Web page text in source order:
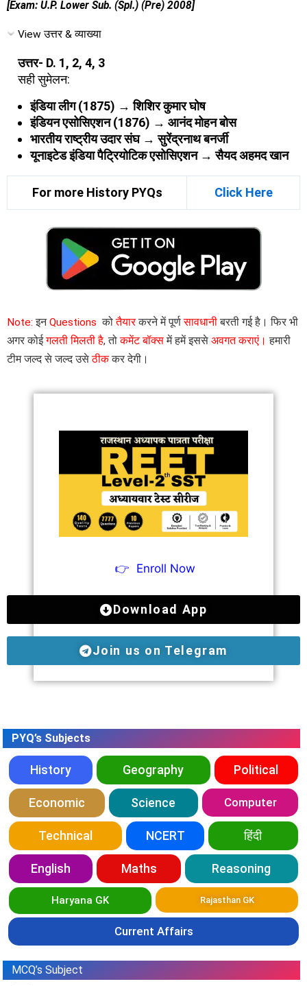
[Exam: U.P. Lower Sub. (Spl.) (Pre) 2008]
View उत्तर & व्याख्या
उत्तर- D. 1, 2, 4, 3
सही सुमेलन:
इंडिया लीग (1875) → शिशिर कुमार घोष
इंडियन एसोसिएशन (1876) → आनंद मोहन बोस
भारतीय राष्ट्रीय उदार संघ → सुरेंद्रनाथ बनर्जी
यूनाइटेड इंडिया पैट्रियोटिक एसोसिएशन → सैयद अहमद खान
For more History PYQs Click Here
Note: इनQuestions कोतैयारकरने में पूर्णसावधानीबरती गई है। फिर भी
अगर कोईगलती मिलती है, तोकमेंट बॉक्समें हमें इससे अवगत कराएं। हमारी
टीम जल्द से जल्द उसेठीककर देगी।
👉 Enroll Now
Download App
Join us on Telegram
PYQ’s Subjects
History Geography Political
Economic Science Computer
Technical NCERT हिंदी
English Maths Reasoning
Haryana GK Rajasthan GK
Current Affairs
MCQ’s Subject